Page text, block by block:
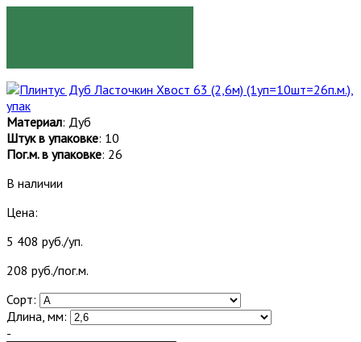
Материал: Дуб
Штук в упаковке: 10
Пог.м. в упаковке: 26
В наличии
Цена:
5 408 руб./уп.
208 руб./пог.м.
Сорт:
Длина, мм:
-